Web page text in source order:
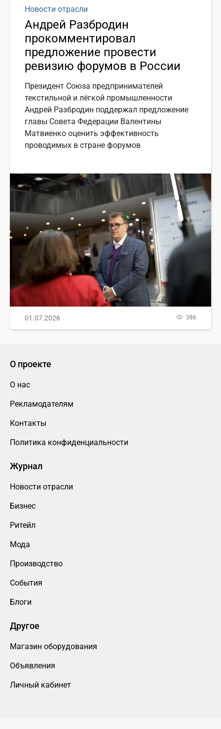
Новости отрасли
Андрей Разбродин
прокомментировал
предложение провести
ревизию форумов в России
Президент Союза предпринимателей
текстильной и лёгкой промышленности
Андрей Разбродин поддержал предложение
главы Совета Федерации Валентины
Матвиенко оценить эффективность
проводимых в стране форумов
01.07.2026 386
О проекте
О нас
Рекламодателям
Контакты
Политика конфиденциальности
Журнал
Новости отрасли
Бизнес
Ритейл
Мода
Производство
События
Блоги
Другое
Магазин оборудования
Объявления
Личный кабинет